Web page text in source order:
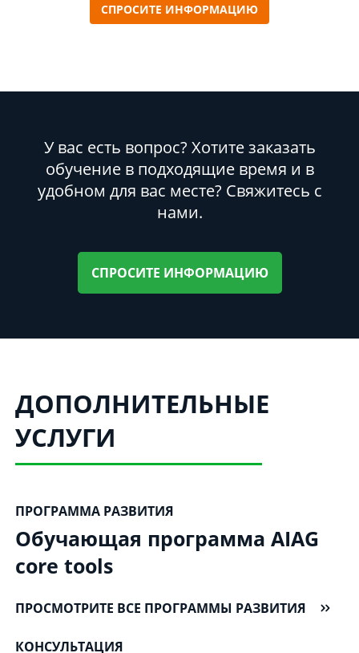
СПРОСИТЕ ИНФОРМАЦИЮ
У вас есть вопрос? Хотите заказать
обучение в подходящие время и в
удобном для вас месте? Свяжитесь с
нами.
СПРОСИТЕ ИНФОРМАЦИЮ
ДОПОЛНИТЕЛЬНЫЕ
УСЛУГИ
ПРОГРАММА РАЗВИТИЯ
Обучающая программа AIAG
core tools
ПРОСМОТРИТЕ ВСЕ ПРОГРАММЫ РАЗВИТИЯ
КОНСУЛЬТАЦИЯ